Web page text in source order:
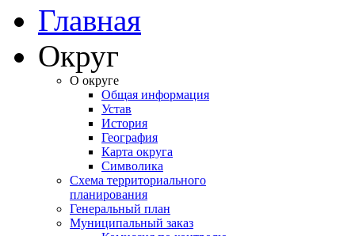
Главная
Округ
О округе
Общая информация
Устав
История
География
Карта округа
Символика
Схема территориального
планирования
Генеральный план
Муниципальный заказ